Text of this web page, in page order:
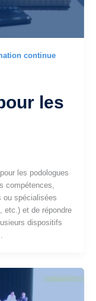
continue
les
les podologues
compétences,
ou spécialisées
etc.) et de répondre
dispositifs